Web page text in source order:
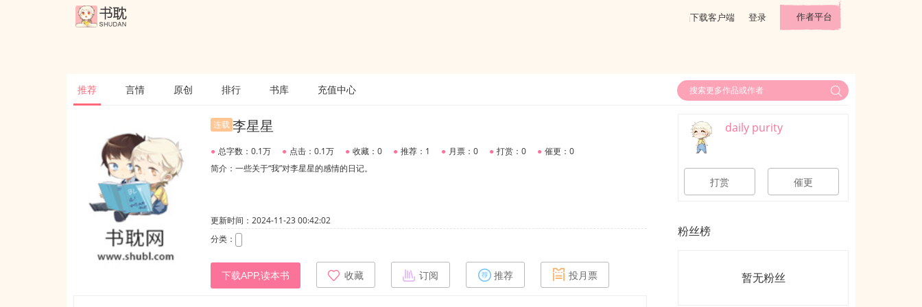
下载客户端 登录 作者平台
推荐 言情 原创 排行 书库 充值中心
连载 李星星
● 总字数：0.1万 ● 点击：0.1万 ● 收藏：0 ● 推荐：1 ● 月票：0 ● 打赏：0 ● 催更：0
简介：一些关于“我”对李星星的感情的日记。
更新时间：2024-11-23 00:42:02
分类：
下载APP,读本书 收藏 订阅 推荐 投月票
daily purity
打赏 催更
粉丝榜
暂无粉丝